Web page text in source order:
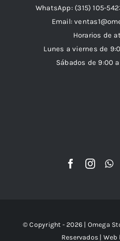
WhatsApp: (315) 105-
Email:
Horarios de
Lunes a viernes de
Sábados de 9:00
© Copyright - 2026 | Omega
Reservados |